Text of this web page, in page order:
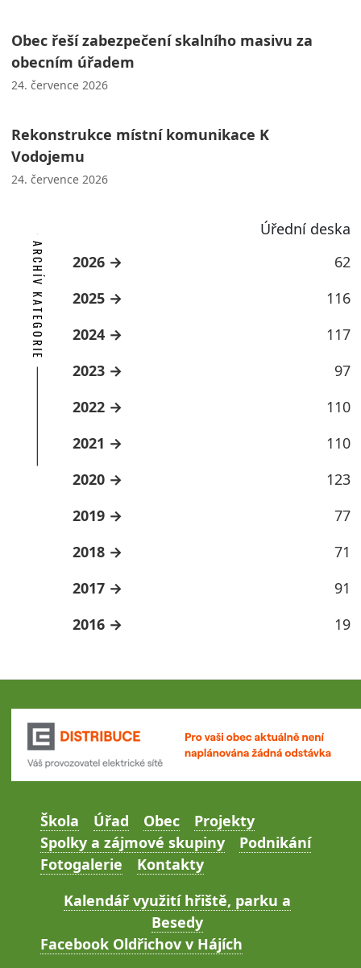
Obec řeší zabezpečení skalního masivu za
obecním úřadem
24. července 2026
Rekonstrukce místní komunikace K
Vodojemu
24. července 2026
Úřední deska
ARCHÍV KATEGORIE 2026
62
2025
116
2024
117
2023
97
2022
110
2021
110
2020
123
2019
77
2018
71
2017
91
2016
19
Škola Úřad Obec
Projekty
Spolky a zájmové skupiny
Podnikání
Fotogalerie
Kontakty
Kalendář využití hřiště, parku a
Besedy
Facebook Oldřichov v Hájích